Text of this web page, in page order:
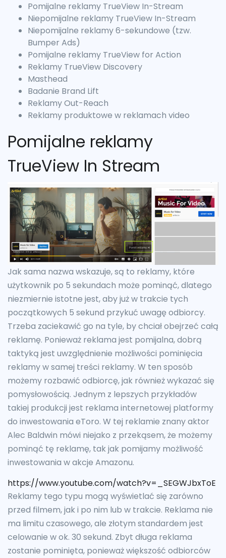
Pomijalne reklamy TrueView In-Stream
Niepomijalne reklamy TrueView In-Stream
Niepomijalne reklamy 6-sekundowe (tzw.
Bumper Ads)
Pomijalne reklamy TrueView for Action
Reklamy TrueView Discovery
Masthead
Badanie Brand Lift
Reklamy Out-Reach
Reklamy produktowe w reklamach video
Pomijalne reklamy
TrueView In Stream
Jak sama nazwa wskazuje, są to reklamy, które
użytkownik po 5 sekundach może pominąć, dlatego
niezmiernie istotne jest, aby już w trakcie tych
początkowych 5 sekund przykuć uwagę odbiorcy.
Trzeba zaciekawić go na tyle, by chciał obejrzeć całą
reklamę. Ponieważ reklama jest pomijalna, dobrą
taktyką jest uwzględnienie możliwości pominięcia
reklamy w samej treści reklamy. W ten sposób
możemy rozbawić odbiorcę, jak również wykazać się
pomysłowością. Jednym z lepszych przykładów
takiej produkcji jest reklama internetowej platformy
do inwestowania eToro. W tej reklamie znany aktor
Alec Baldwin mówi niejako z przekąsem, że możemy
pominąć tę reklamę, tak jak pomijamy możliwość
inwestowania w akcje Amazonu.
https://www.youtube.com/watch?v=_SEGWJbxToE
Reklamy tego typu mogą wyświetlać się zarówno
przed filmem, jak i po nim lub w trakcie. Reklama nie
ma limitu czasowego, ale złotym standardem jest
celowanie w ok. 30 sekund. Zbyt długa reklama
zostanie pominięta, ponieważ większość odbiorców